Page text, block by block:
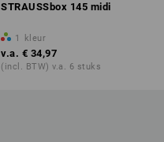
STRAUSSbox 145 midi
1 kleur
v.a. € 34,97
(incl. BTW) v.a. 6 stuks